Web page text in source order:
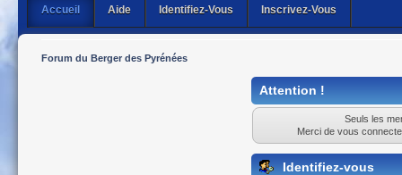
Accueil Aide Identifiez-Vous Inscrivez-Vous
Forum du Berger des Pyrénées
Attention !
Seuls les
Merci de vous
Identifiez-vous